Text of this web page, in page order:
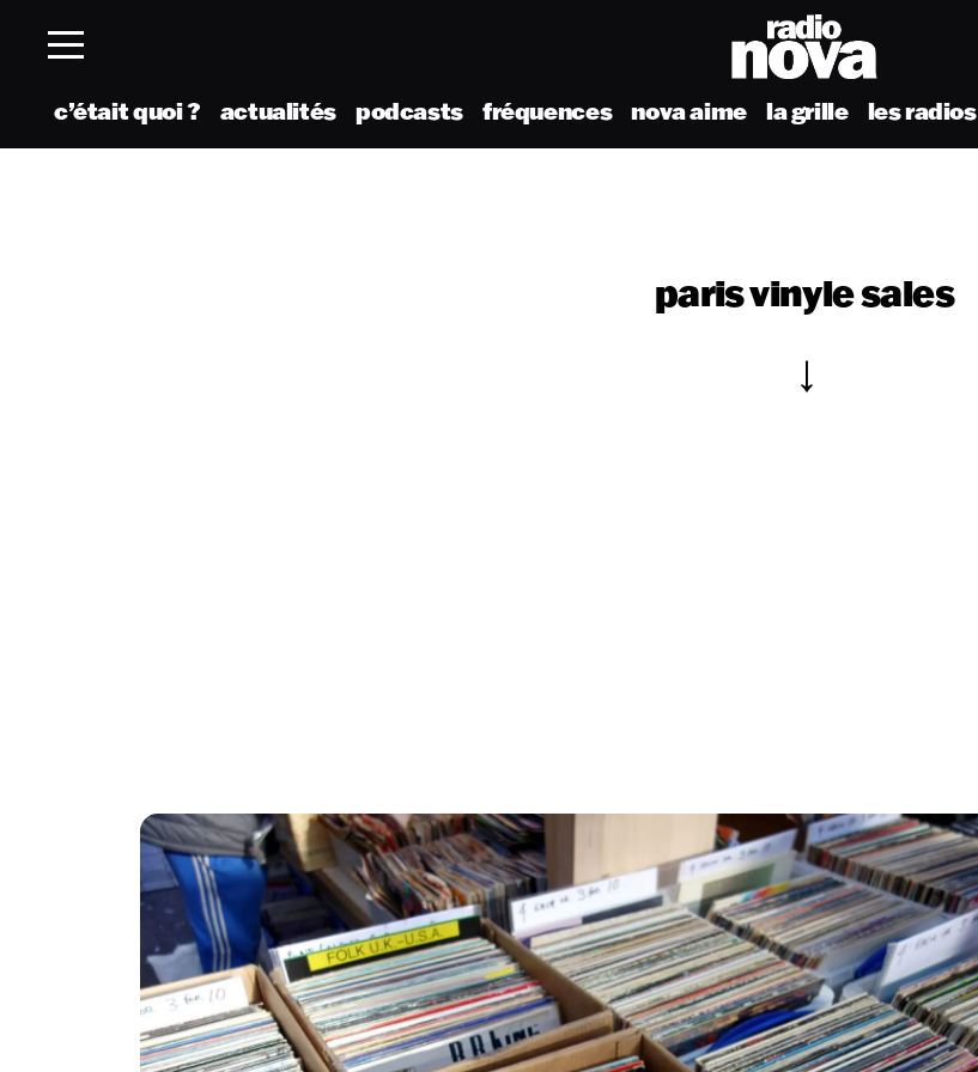
c’était quoi ? actualités podcasts fréquences nova aime la grille les radios
paris vinyle sales